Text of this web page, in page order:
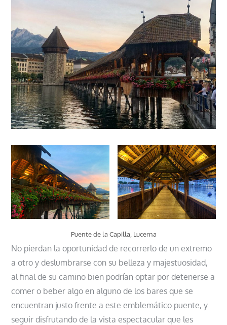
Puente de la Capilla, Lucerna
No pierdan la oportunidad de recorrerlo de un extremo
a otro y deslumbrarse con su belleza y majestuosidad,
al final de su camino bien podrían optar por detenerse a
comer o beber algo en alguno de los bares que se
encuentran justo frente a este emblemático puente, y
seguir disfrutando de la vista espectacular que les